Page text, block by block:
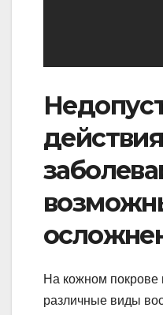
На кожном покрове
различные виды